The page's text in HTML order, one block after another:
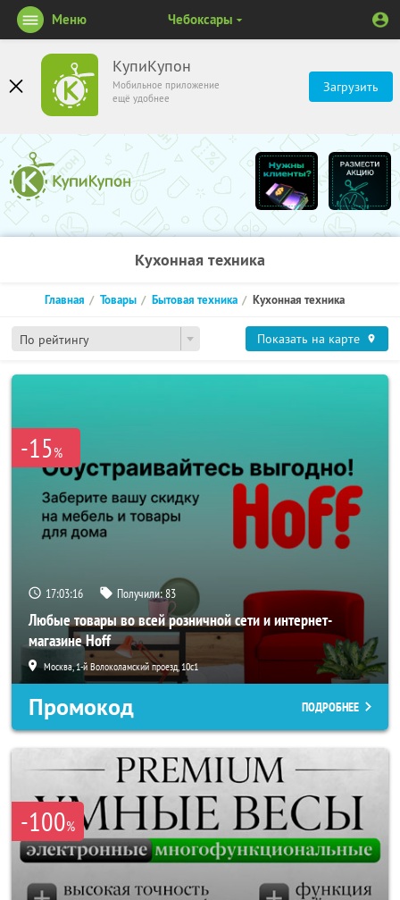
КупиКупон
Мобильное приложение
ещё удобнее
Загрузить
Меню Чебоксары
Кухонная техника
По рейтингу
Главная Товары Бытовая техника Кухонная техника
Показать на карте
-15%
17:03:16 Получили:83
Любые товары во всей розничной сети и интернет-
магазине Hoff
Москва, 1-й Волоколамский проезд, 10с1
Промокод ПОДРОБНЕЕ
-100%